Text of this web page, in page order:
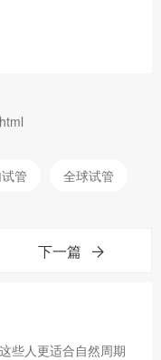
管 全球试管
下一篇
些人更适合自然周期